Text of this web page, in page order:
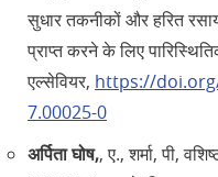
सुधार तकनीकों और हरित
प्राप्त करने के लिए
एल्सेवियर, https://
7.00025-0
अर्पिता घोष,, ए., शर्मा, पी,